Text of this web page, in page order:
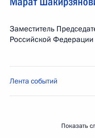
Заместитель
Российской Федерации
Лента событий
Показать